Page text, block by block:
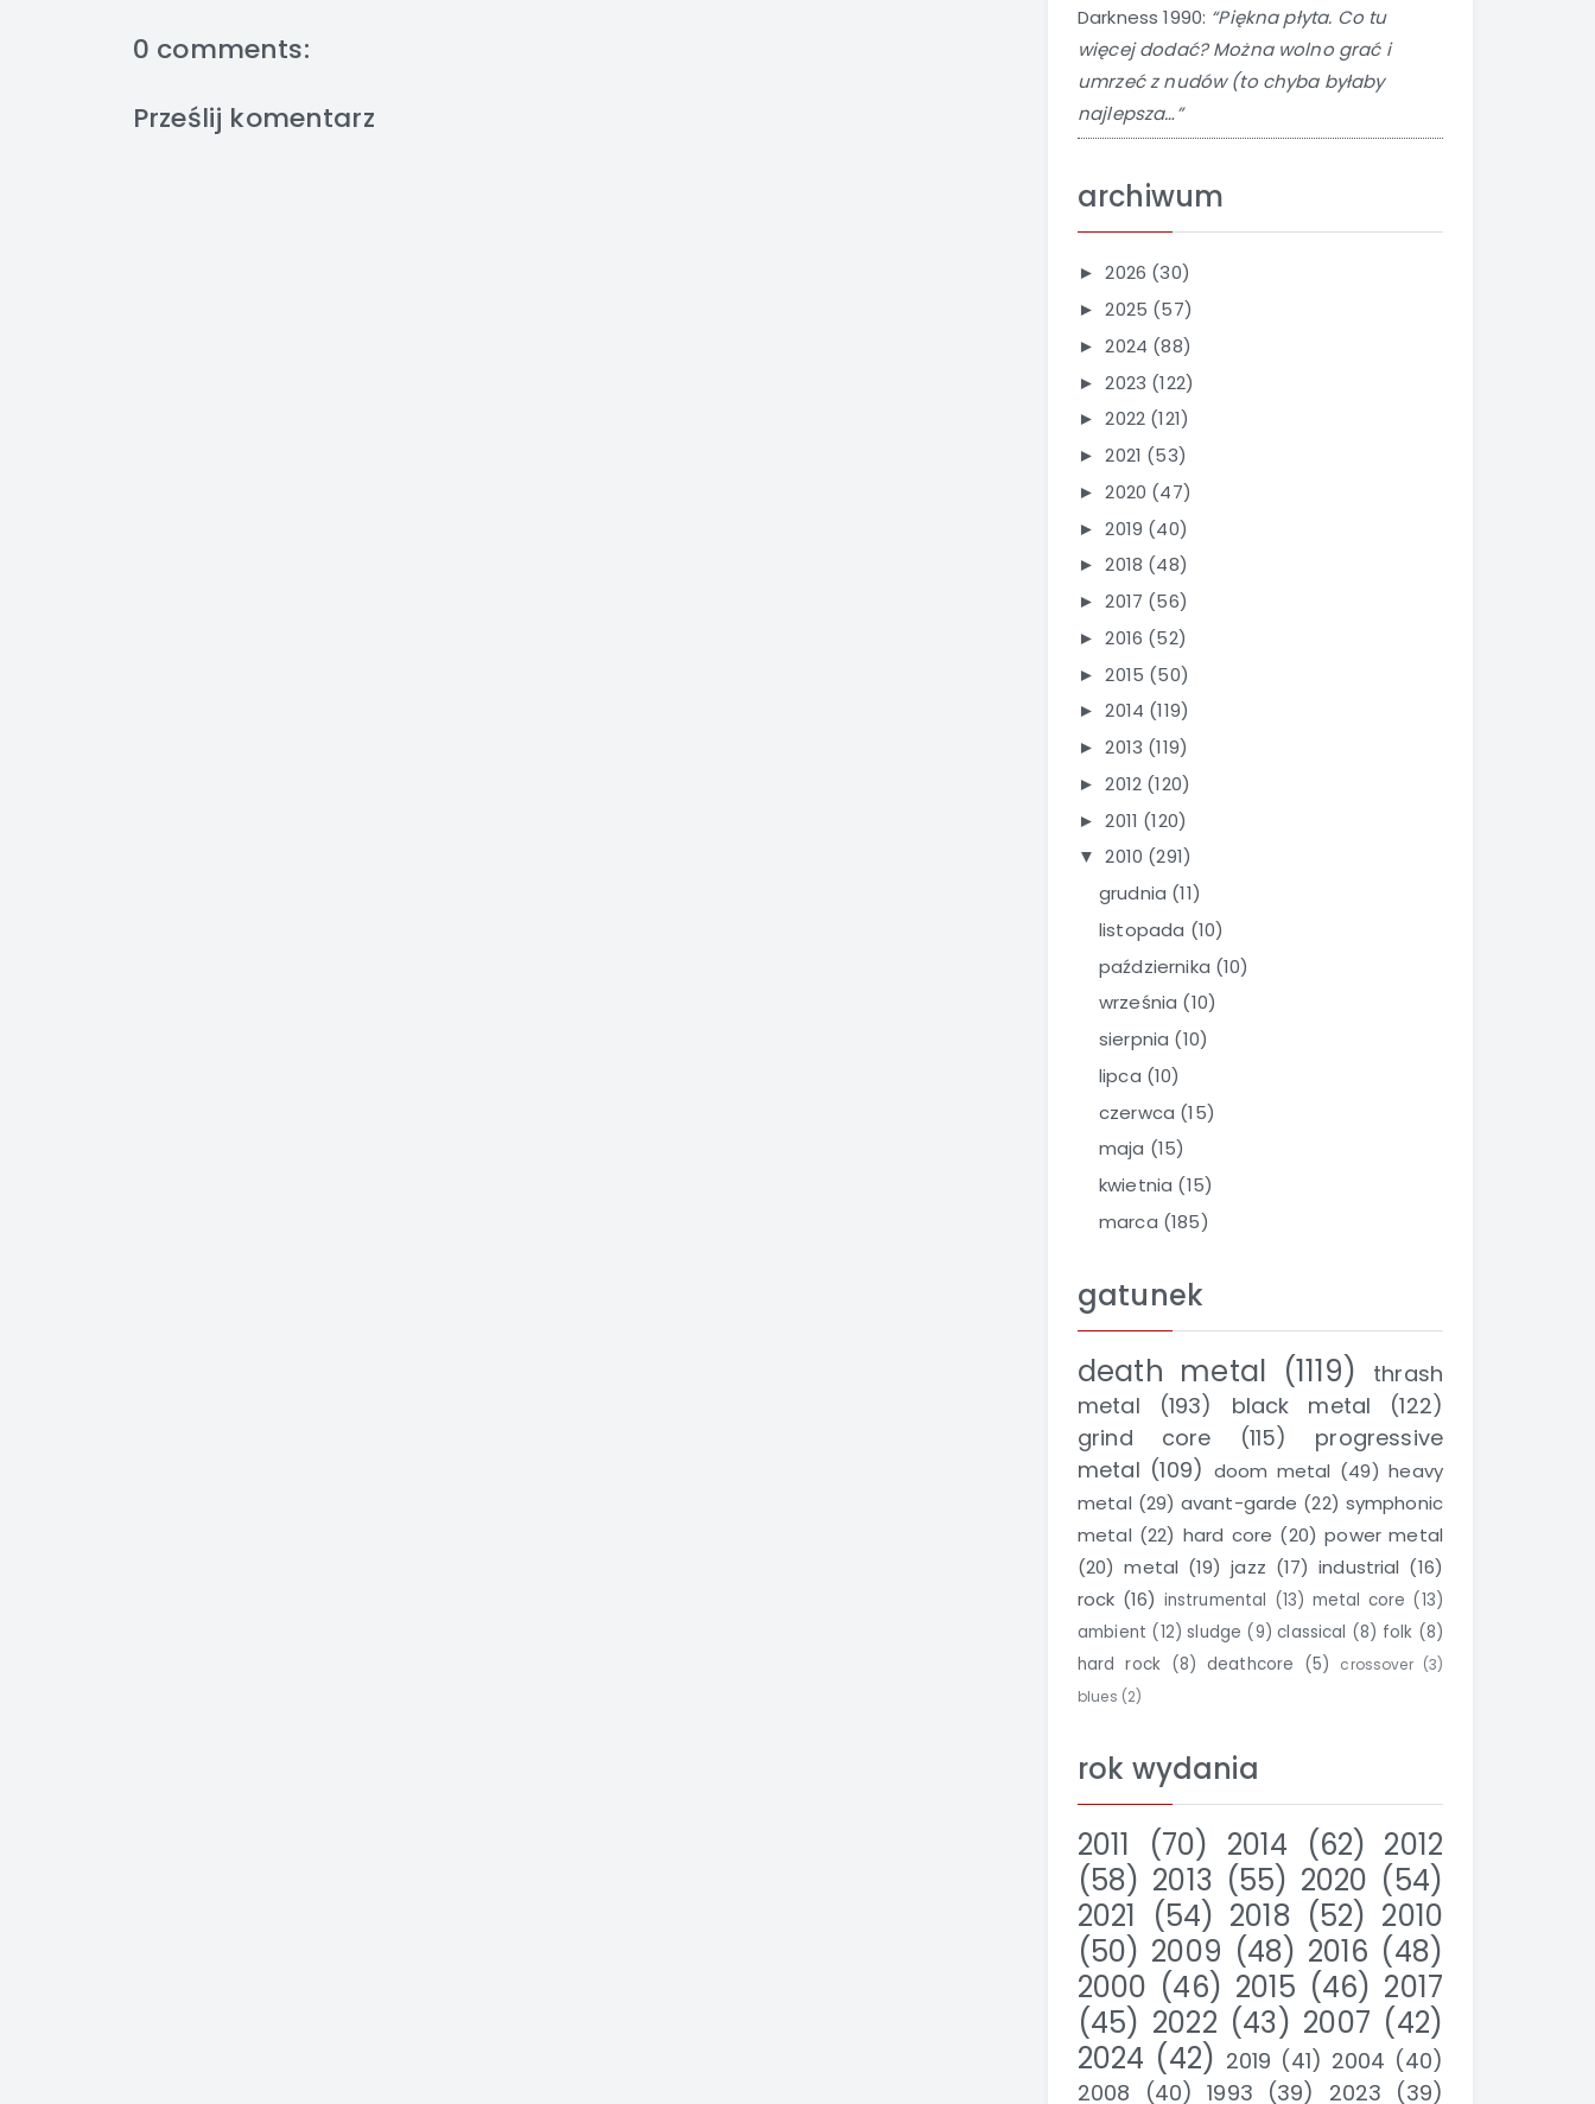
0 comments:
Prześlij komentarz
Darkness 1990: “Piękna płyta. Co tu
więcej dodać? Można wolno grać i
umrzeć z nudów (to chyba byłaby
najlepsza…”
archiwum
► 2026 (30)
► 2025 (57)
► 2024 (88)
► 2023 (122)
► 2022 (121)
► 2021 (53)
► 2020 (47)
► 2019 (40)
► 2018 (48)
► 2017 (56)
► 2016 (52)
► 2015 (50)
► 2014 (119)
► 2013 (119)
► 2012 (120)
► 2011 (120)
▼ 2010 (291)
grudnia (11)
listopada (10)
października (10)
września (10)
sierpnia (10)
lipca (10)
czerwca (15)
maja (15)
kwietnia (15)
marca (185)
gatunek
death metal (1119)
thrash
metal
(193) black metal
(122)
grind core
(115)
progressive
metal (109) doom metal (49) heavy
metal (29) avant-garde (22) symphonic
metal (22) hard core (20) power metal
(20) metal (19) jazz (17) industrial (16)
rock (16) instrumental (13) metal core (13)
ambient (12) sludge (9) classical (8) folk (8)
hard rock (8) deathcore (5) crossover (3)
blues (2)
rok wydania
2011
(70) 2014 (62) 2012
(58) 2013 (55) 2020 (54)
2021 (54) 2018 (52) 2010
(50) 2009 (48) 2016 (48)
2000 (46) 2015 (46) 2017
(45) 2022 (43) 2007 (42)
2024 (42) 2019 (41) 2004 (40)
2008
(40) 1993 (39) 2023 (39)